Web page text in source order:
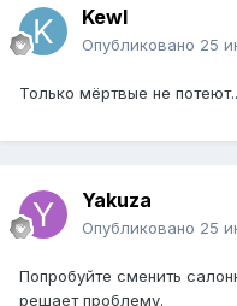
Kewl
Опубликовано 25
Только мёртвые не
Yakuza
Опубликовано 25
Попробуйте сменить
решает проблему.